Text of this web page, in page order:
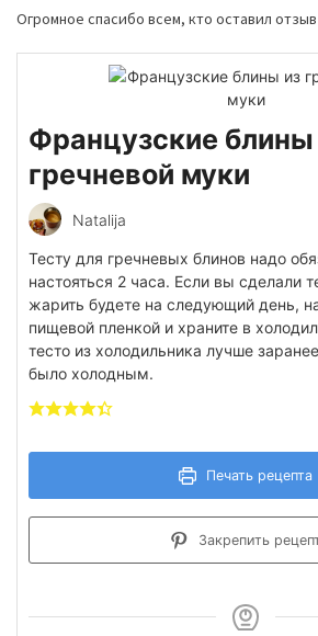
Огромное спасибо всем, кто оставил
Французские блины
гречневой муки
Natalija
Тесту для гречневых блинов надо
настояться 2 часа. Если вы сделали
жарить будете на следующий день,
пищевой пленкой и храните в
тесто из холодильника лучше
было холодным.
Печать рецепта
Закрепить